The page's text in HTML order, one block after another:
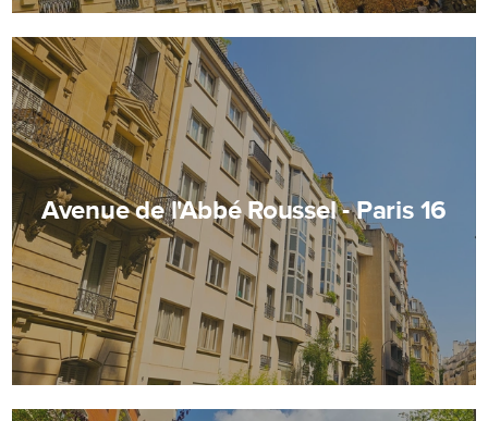
Avenue de l'Abbé Roussel - Paris 16